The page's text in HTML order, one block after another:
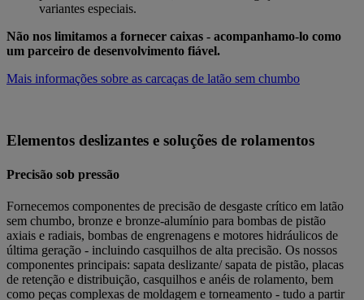
variantes especiais.
Não nos limitamos a fornecer caixas - acompanhamo-lo como
um parceiro de desenvolvimento fiável.
Mais informações sobre as carcaças de latão sem chumbo
Elementos deslizantes e soluções de rolamentos
Precisão sob pressão
Fornecemos componentes de precisão de desgaste crítico em latão
sem chumbo, bronze e bronze-alumínio para bombas de pistão
axiais e radiais, bombas de engrenagens e motores hidráulicos de
última geração - incluindo casquilhos de alta precisão. Os nossos
componentes principais: sapata deslizante/ sapata de pistão, placas
de retenção e distribuição, casquilhos e anéis de rolamento, bem
como peças complexas de moldagem e torneamento - tudo a partir